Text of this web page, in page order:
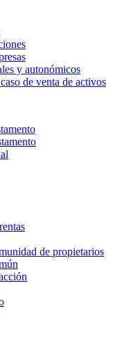
y autonómicos
de venta de activos
de propietarios